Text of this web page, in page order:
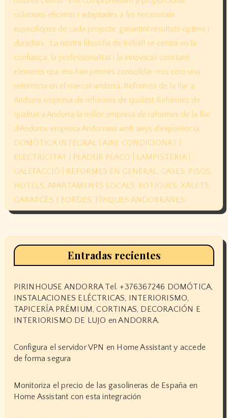
Entradas recientes
PIRINHOUSE ANDORRA Tel. +376367246 DOMÓTICA,
INSTALACIONES ELÉCTRICAS, INTERIORISMO,
TAPICERÍA PRÉMIUM, CORTINAS, DECORACIÓN E
INTERIORISMO DE LUJO en ANDORRA.
Configura el servidor VPN en Home Assistant y accede
de forma segura
Monitoriza el precio de las gasolineras de España en
Home Assistant con esta integración